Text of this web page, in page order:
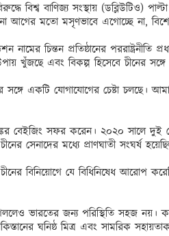
বিশ্ব বাণিজ্য সংস্থায় (ডব্লিউটিও)
আগের মতো মসৃণভাবে এগোচ্ছে না,
নামের চিন্তন প্রতিষ্ঠানের পররাষ্ট্রনীতি
খুঁজছে এবং বিকল্প হিসেবে চীনের
সঙ্গে একটি যোগাযোগের চেষ্টা
বেইজিং সফর করেন। ২০২০ সালে দুই
সেনাদের মধ্যে প্রাণঘাতী সংঘর্ষ
বিনিয়োগে যে বিধিনিষেধ আরোপ
ভারতের জন্য পরিস্থিতি সহজ নয়।
ঘনিষ্ঠ মিত্র এবং সামরিক